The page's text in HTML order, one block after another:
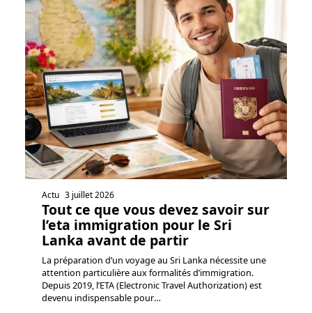
Actu 3 juillet 2026
Tout ce que vous devez savoir sur
l’eta immigration pour le Sri
Lanka avant de partir
La préparation d’un voyage au Sri Lanka nécessite une
attention particulière aux formalités d’immigration.
Depuis 2019, l’ETA (Electronic Travel Authorization) est
devenu indispensable pour…